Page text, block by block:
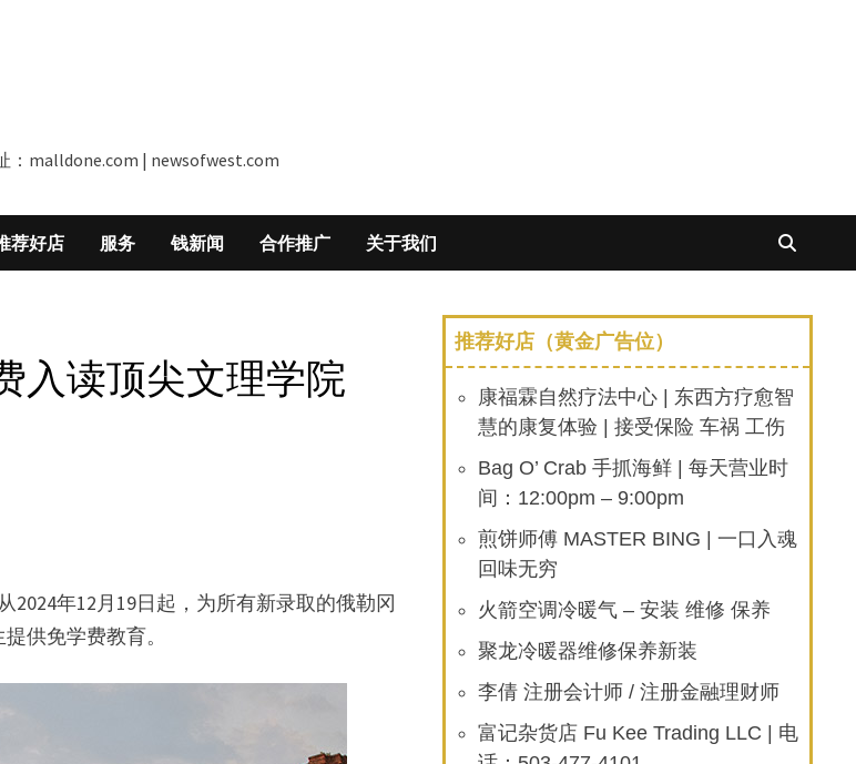
malldone.com | newsofwest.com
荐好店 服务 钱新闻 合作推广 关于我们
入读顶尖文理学院
2024年12月19日起，为所有新录取的俄勒冈
供免学费教育。
推荐好店（黄金广告位）
康福霖自然疗法中心 | 东西方疗愈智
慧的康复体验 | 接受保险 车祸 工伤
Bag O’ Crab 手抓海鲜 | 每天营业时
间：12:00pm – 9:00pm
煎饼师傅 MASTER BING | 一口入魂
回味无穷
火箭空调冷暖气 – 安装 维修 保养
聚龙冷暖器维修保养新装
李倩 注册会计师 / 注册金融理财师
富记杂货店 Fu Kee Trading LLC | 电